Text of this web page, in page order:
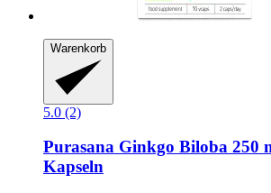
Warenkorb
5.0 (2)
Purasana Ginkgo Biloba 250
Kapseln